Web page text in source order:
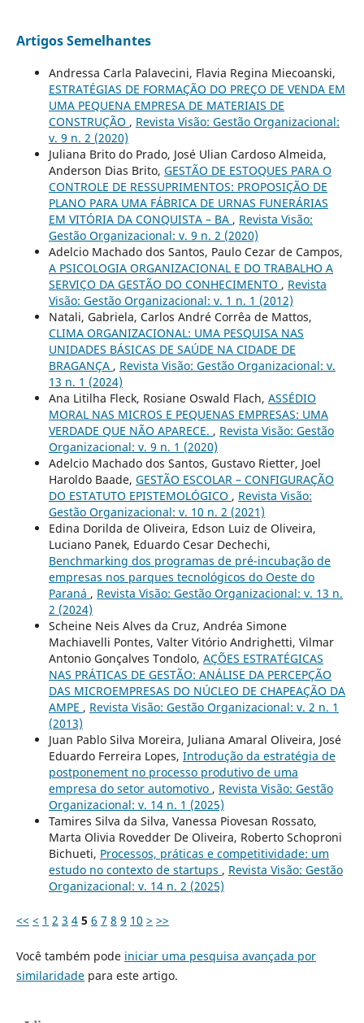
Artigos Semelhantes
Andressa Carla Palavecini, Flavia Regina Miecoanski,
ESTRATÉGIAS DE FORMAÇÃO DO PREÇO DE VENDA EM
UMA PEQUENA EMPRESA DE MATERIAIS DE
CONSTRUÇÃO , Revista Visão: Gestão Organizacional:
v. 9 n. 2 (2020)
Juliana Brito do Prado, José Ulian Cardoso Almeida,
Anderson Dias Brito, GESTÃO DE ESTOQUES PARA O
CONTROLE DE RESSUPRIMENTOS: PROPOSIÇÃO DE
PLANO PARA UMA FÁBRICA DE URNAS FUNERÁRIAS
EM VITÓRIA DA CONQUISTA – BA , Revista Visão:
Gestão Organizacional: v. 9 n. 2 (2020)
Adelcio Machado dos Santos, Paulo Cezar de Campos,
A PSICOLOGIA ORGANIZACIONAL E DO TRABALHO A
SERVIÇO DA GESTÃO DO CONHECIMENTO , Revista
Visão: Gestão Organizacional: v. 1 n. 1 (2012)
Natali, Gabriela, Carlos André Corrêa de Mattos,
CLIMA ORGANIZACIONAL: UMA PESQUISA NAS
UNIDADES BÁSICAS DE SAÚDE NA CIDADE DE
BRAGANÇA , Revista Visão: Gestão Organizacional: v.
13 n. 1 (2024)
Ana Litilha Fleck, Rosiane Oswald Flach, ASSÉDIO
MORAL NAS MICROS E PEQUENAS EMPRESAS: UMA
VERDADE QUE NÃO APARECE. , Revista Visão: Gestão
Organizacional: v. 9 n. 1 (2020)
Adelcio Machado dos Santos, Gustavo Rietter, Joel
Haroldo Baade, GESTÃO ESCOLAR – CONFIGURAÇÃO
DO ESTATUTO EPISTEMOLÓGICO , Revista Visão:
Gestão Organizacional: v. 10 n. 2 (2021)
Edina Dorilda de Oliveira, Edson Luiz de Oliveira,
Luciano Panek, Eduardo Cesar Dechechi,
Benchmarking dos programas de pré-incubação de
empresas nos parques tecnológicos do Oeste do
Paraná , Revista Visão: Gestão Organizacional: v. 13 n.
2 (2024)
Scheine Neis Alves da Cruz, Andréa Simone
Machiavelli Pontes, Valter Vitório Andrighetti, Vilmar
Antonio Gonçalves Tondolo, AÇÕES ESTRATÉGICAS
NAS PRÁTICAS DE GESTÃO: ANÁLISE DA PERCEPÇÃO
DAS MICROEMPRESAS DO NÚCLEO DE CHAPEAÇÃO DA
AMPE , Revista Visão: Gestão Organizacional: v. 2 n. 1
(2013)
Juan Pablo Silva Moreira, Juliana Amaral Oliveira, José
Eduardo Ferreira Lopes, Introdução da estratégia de
postponement no processo produtivo de uma
empresa do setor automotivo , Revista Visão: Gestão
Organizacional: v. 14 n. 1 (2025)
Tamires Silva da Silva, Vanessa Piovesan Rossato,
Marta Olivia Rovedder De Oliveira, Roberto Schoproni
Bichueti, Processos, práticas e competitividade: um
estudo no contexto de startups , Revista Visão: Gestão
Organizacional: v. 14 n. 2 (2025)
<< < 1 2 3 4 5 6 7 8 9 10 > >>
Você também pode iniciar uma pesquisa avançada por
similaridadepara este artigo.